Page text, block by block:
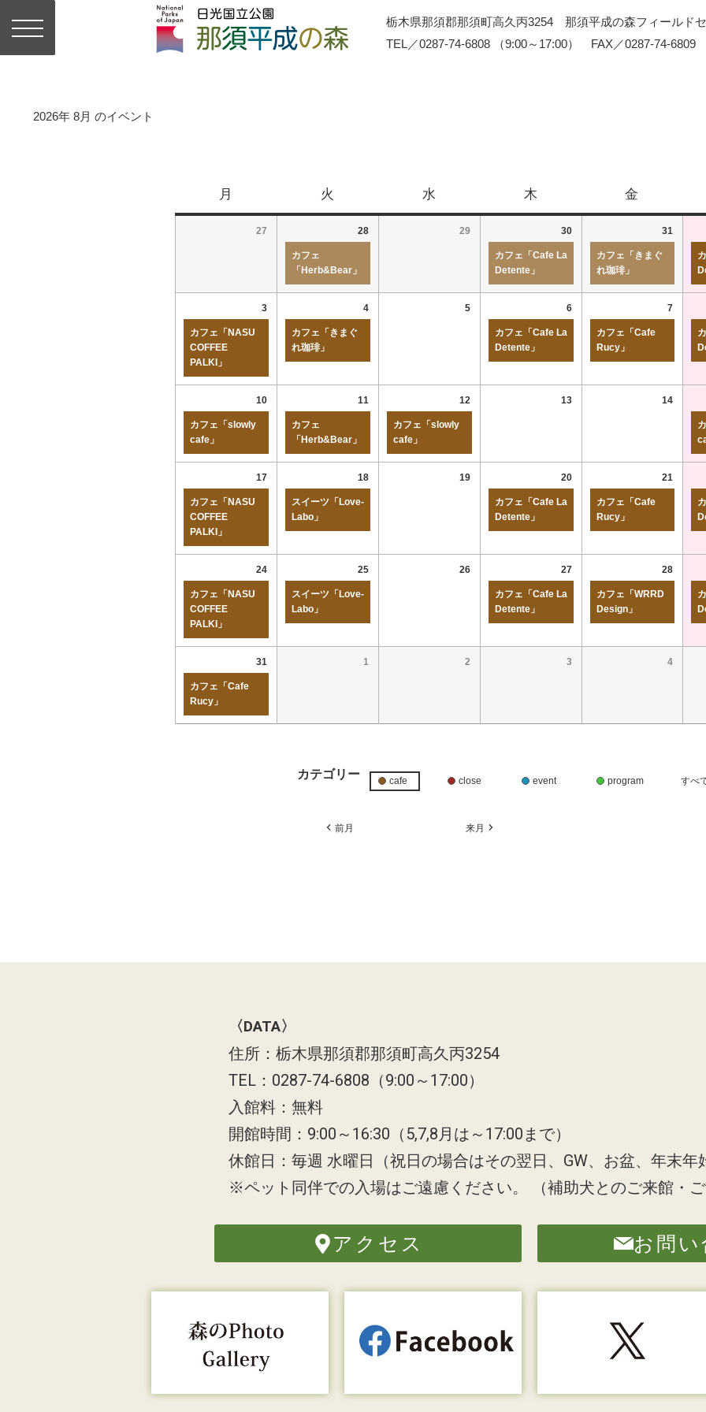
栃木県那須郡那須町高久丙3254 那須平成の森フィールド
TEL／0287-74-6808 （9:00～17:00） FAX／0287-74-6809
2026年 8月 のイベント
月 火 水 木 金
27 28
カフェ
「Herb&Bear」
29 30
カフェ「Cafe La
Detente」
31
カフェ「きまぐ
れ珈琲」
3
カフェ「NASU
COFFEE
PALKI」
4
カフェ「きまぐ
れ珈琲」
5 6
カフェ「Cafe La
Detente」
7
カフェ「Cafe
Rucy」
10
カフェ「slowly
cafe」
11
カフェ
「Herb&Bear」
12
カフェ「slowly
cafe」
13 14
17
カフェ「NASU
COFFEE
PALKI」
18
スイーツ「Love-
Labo」
19 20
カフェ「Cafe La
Detente」
21
カフェ「Cafe
Rucy」
24
カフェ「NASU
COFFEE
PALKI」
25
スイーツ「Love-
Labo」
26 27
カフェ「Cafe La
Detente」
28
カフェ「WRRD
Design」
31
カフェ「Cafe
Rucy」
1 2 3 4
カテゴリー cafe close event program すべ
前月 来月
〈DATA〉
住所：栃木県那須郡那須町高久丙3254
TEL：0287-74-6808（9:00～17:00）
入館料：無料
開館時間：9:00～16:30（5,7,8月は～17:00まで）
休館日：毎週 水曜日（祝日の場合はその翌日、GW、お盆、年末年
※ペット同伴での入場はご遠慮ください。
（補助犬とのご来館・
アクセス お問